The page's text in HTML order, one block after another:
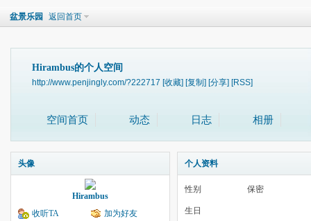
盆景乐园 返回首页
Hirambus的个人空间
http://www.penjingly.com/?222717 [收藏] [复制] [分享] [RSS]
空间首页 动态 日志 相册
头像
Hirambus
收听TA
加为好友
个人资料
性别 保密
生日